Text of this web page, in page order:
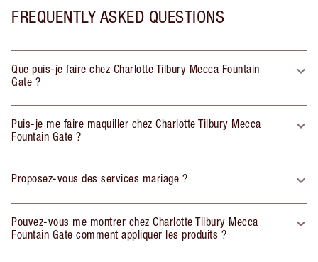
FREQUENTLY ASKED QUESTIONS
Que puis-je faire chez Charlotte Tilbury Mecca Fountain
Gate ?
Puis-je me faire maquiller chez Charlotte Tilbury Mecca
Fountain Gate ?
Proposez-vous des services mariage ?
Pouvez-vous me montrer chez Charlotte Tilbury Mecca
Fountain Gate comment appliquer les produits ?